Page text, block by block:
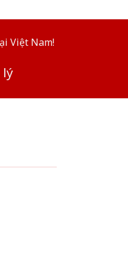
Việt Nam!